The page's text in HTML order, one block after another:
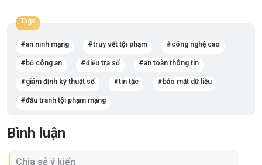
Tags
an ninh mạng truy vết tội phạm công nghệ cao
bộ công an điều tra số an toàn thông tin
giám định kỹ thuật số tin tặc bảo mật dữ liệu
đấu tranh tội phạm mạng
Bình luận